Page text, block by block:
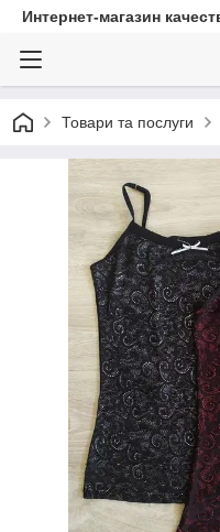
Интернет-магазин
Товари та послуги